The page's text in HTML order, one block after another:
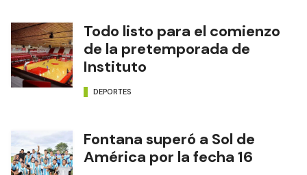
Todo listo para el comienzo
de la pretemporada de
Instituto
DEPORTES
Fontana superó a Sol de
América por la fecha 16